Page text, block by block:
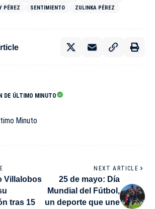
PÉREZ
SENTIMIENTO ZULINKA PÉREZ
DE ÚLTIMO MINUTO
Minuto
Villalobos
tras 15
NEXT ARTICLE
25 de mayo: Día
Mundial del Fútbol,
un deporte que une